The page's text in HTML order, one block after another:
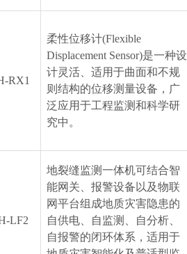
RX1
柔性位移计(Flexible
Displacement Sensor)是一种设
计灵活、适用于曲面和不规
则结构的位移测量设备，广
泛应用于工程监测和科学研
究中。
LF2
地裂缝监测一体机可结合智
能网关、报警设备以及物联
网平台组成地质灾害隐患的
自供电、自监测、自分析、
自报警的闭环体系，适用于